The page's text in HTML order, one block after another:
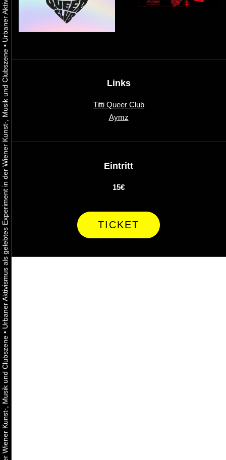
•
Urbaner Aktivismus als gelebtes Experiment in der Wiener Kunst-, Musik und Clubszene
•
Links
Titti Queer Club
Aymz
Eintritt
15€
TICKET